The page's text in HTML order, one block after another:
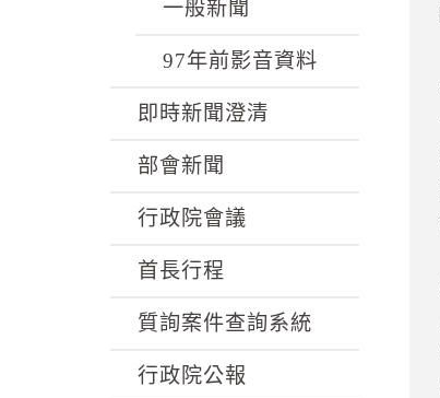
一般新聞
97年前影音資料
即時新聞澄清
部會新聞
行政院會議
首長行程
質詢案件查詢系統
行政院公報